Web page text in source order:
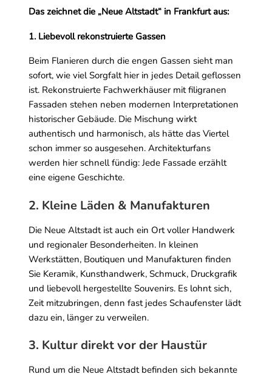
Das zeichnet die „Neue Altstadt“ in Frankfurt aus:
1. Liebevoll rekonstruierte Gassen
Beim Flanieren durch die engen Gassen sieht man
sofort, wie viel Sorgfalt hier in jedes Detail geflossen
ist. Rekonstruierte Fachwerkhäuser mit filigranen
Fassaden stehen neben modernen Interpretationen
historischer Gebäude. Die Mischung wirkt
authentisch und harmonisch, als hätte das Viertel
schon immer so ausgesehen. Architekturfans
werden hier schnell fündig: Jede Fassade erzählt
eine eigene Geschichte.
2. Kleine Läden & Manufakturen
Die Neue Altstadt ist auch ein Ort voller Handwerk
und regionaler Besonderheiten. In kleinen
Werkstätten, Boutiquen und Manufakturen finden
Sie Keramik, Kunsthandwerk, Schmuck, Druckgrafik
und liebevoll hergestellte Souvenirs. Es lohnt sich,
Zeit mitzubringen, denn fast jedes Schaufenster lädt
dazu ein, länger zu verweilen.
3. Kultur direkt vor der Haustür
Rund um die Neue Altstadt befinden sich bekannte